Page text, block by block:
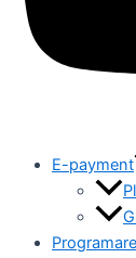
E-payment